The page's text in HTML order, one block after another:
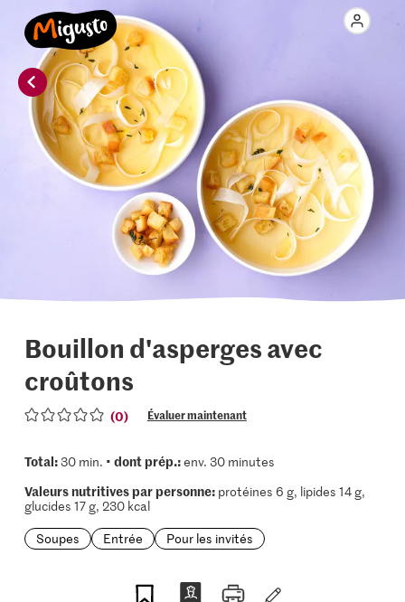
Bouillon d'asperges avec
croûtons
(0) Évaluer maintenant
Total:30 min. • dont prép.:env. 30 minutes
Valeurs nutritives par personne:protéines 6 g, lipides 14 g,
glucides 17 g, 230 kcal
Soupes
Entrée Pour les invités